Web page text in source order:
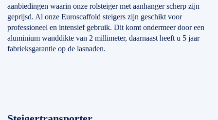
aanbiedingen waarin onze rolsteiger met aanhanger scherp zijn
geprijsd. Al onze Euroscaffold steigers zijn geschikt voor
professioneel en intensief gebruik. Dit komt ondermeer door een
aluminium wanddikte van 2 millimeter, daarnaast heeft u 5 jaar
fabrieksgarantie op de lasnaden.